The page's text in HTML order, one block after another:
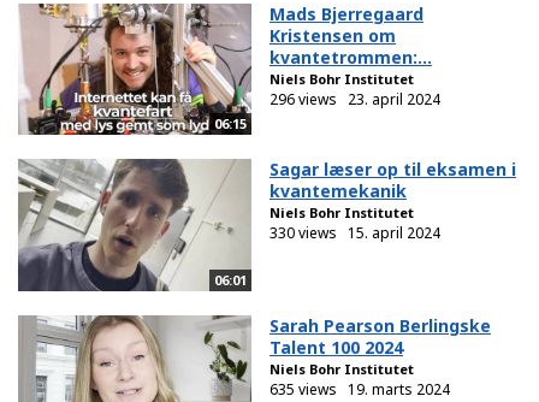
06:15
Mads Bjerregaard
Kristensen om
kvantetrommen:...
Niels Bohr Institutet
296 views 23. april 2024
06:01
Sagar læser op til eksamen i
kvantemekanik
Niels Bohr Institutet
330 views 15. april 2024
Sarah Pearson Berlingske
Talent 100 2024
Niels Bohr Institutet
635 views 19. marts 2024